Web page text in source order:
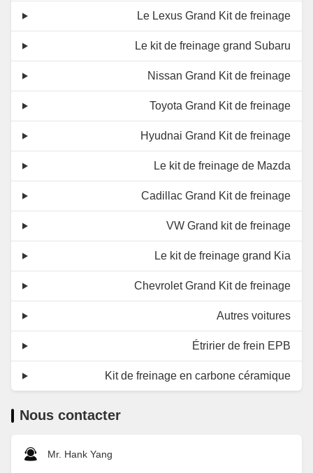
Le Lexus Grand Kit de freinage
Le kit de freinage grand Subaru
Nissan Grand Kit de freinage
Toyota Grand Kit de freinage
Hyudnai Grand Kit de freinage
Le kit de freinage de Mazda
Cadillac Grand Kit de freinage
VW Grand kit de freinage
Le kit de freinage grand Kia
Chevrolet Grand Kit de freinage
Autres voitures
Étririer de frein EPB
Kit de freinage en carbone céramique
Nous contacter
Mr. Hank Yang